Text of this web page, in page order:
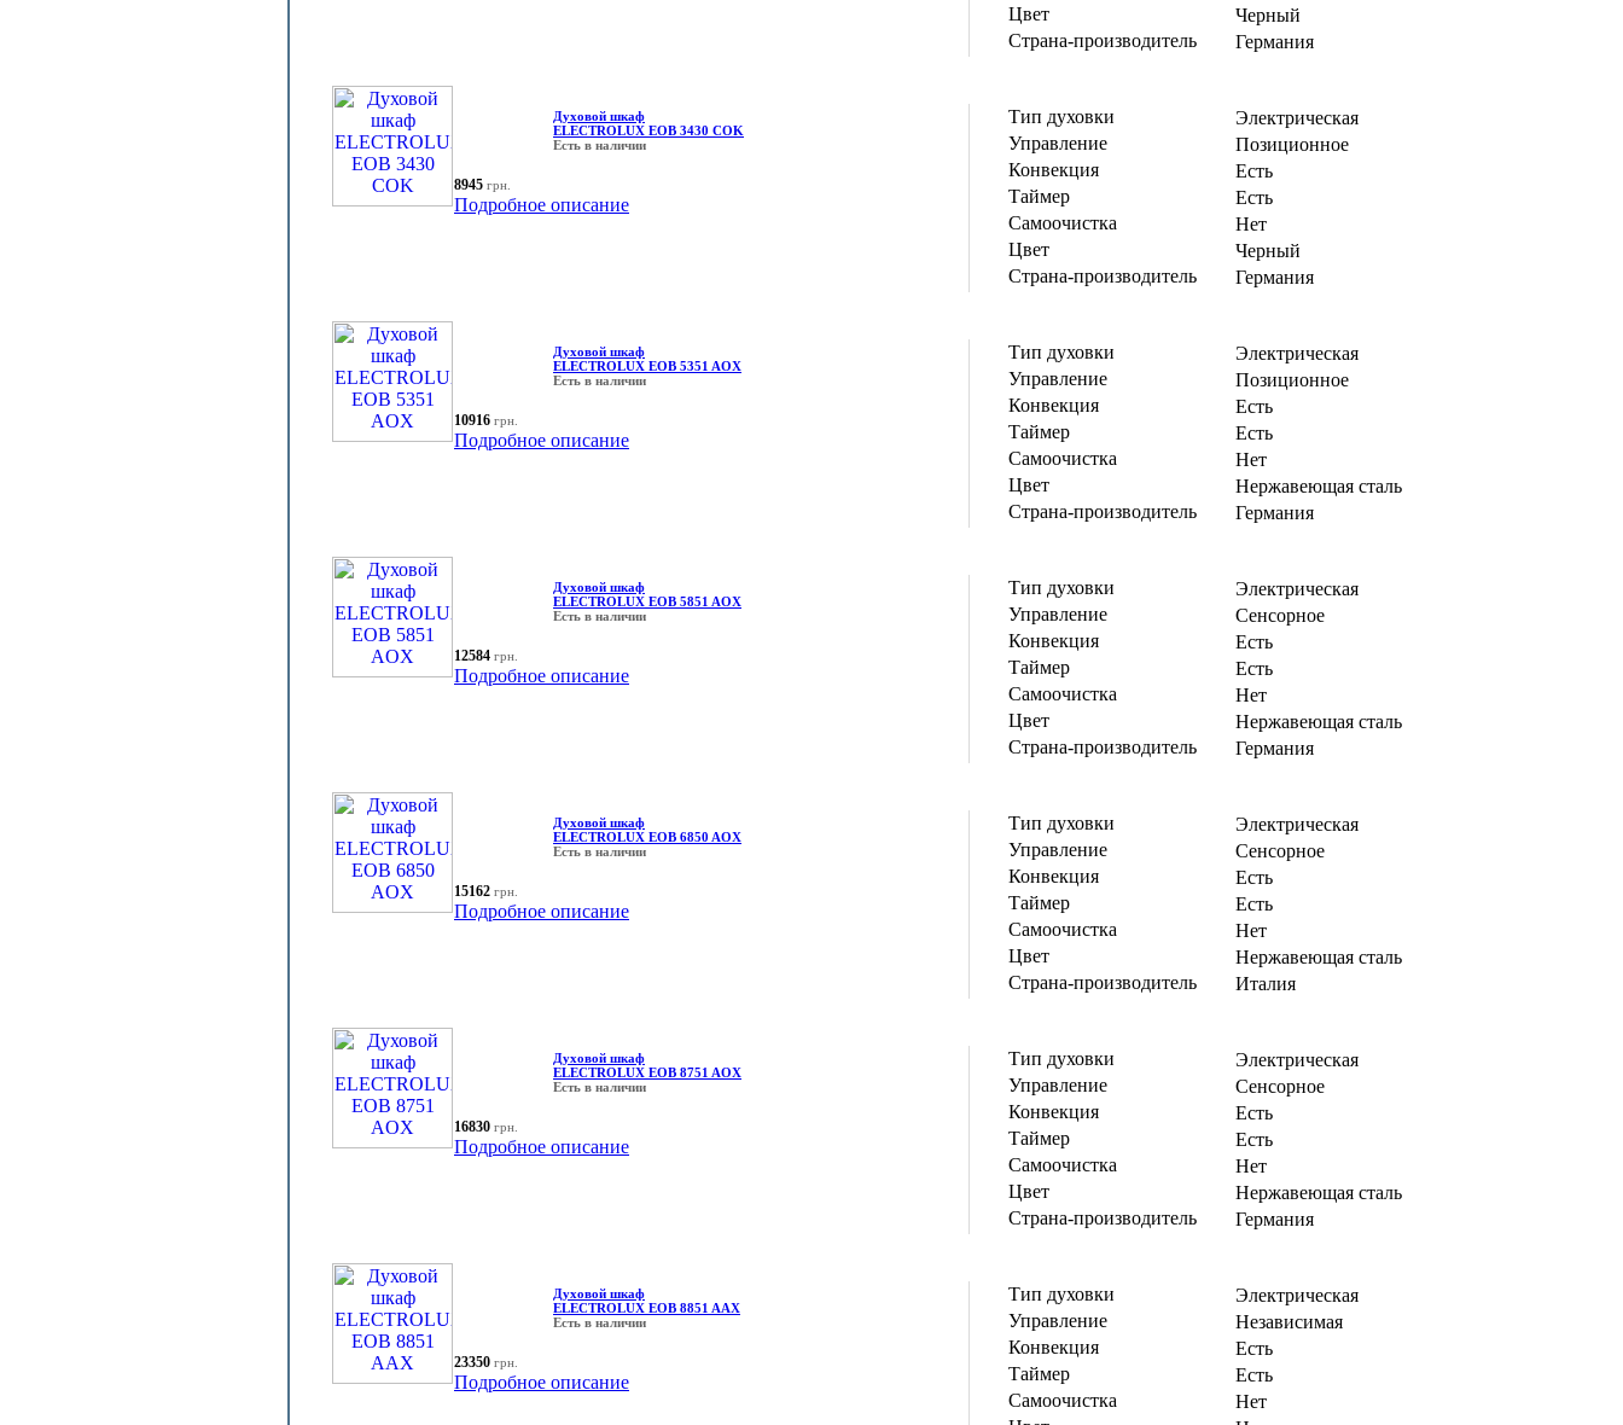
Цвет
Черный
Страна-производитель
Германия
Духовой шкаф
ELECTROLUX EOB 3430 COK
Есть в наличии
Тип духовки
Электрическая
Управление
Позиционное
Конвекция
Есть
Таймер
Есть
Самоочистка
Нет
Цвет
Черный
Страна-производитель
Германия
8945 грн.
Подробное описание
Духовой шкаф
ELECTROLUX EOB 5351 AOX
Есть в наличии
Тип духовки
Электрическая
Управление
Позиционное
Конвекция
Есть
Таймер
Есть
Самоочистка
Нет
Цвет
Нержавеющая сталь
Страна-производитель
Германия
10916 грн.
Подробное описание
Духовой шкаф
ELECTROLUX EOB 5851 AOX
Есть в наличии
Тип духовки
Электрическая
Управление
Сенсорное
Конвекция
Есть
Таймер
Есть
Самоочистка
Нет
Цвет
Нержавеющая сталь
Страна-производитель
Германия
12584 грн.
Подробное описание
Духовой шкаф
ELECTROLUX EOB 6850 AOX
Есть в наличии
Тип духовки
Электрическая
Управление
Сенсорное
Конвекция
Есть
Таймер
Есть
Самоочистка
Нет
Цвет
Нержавеющая сталь
Страна-производитель
Италия
15162 грн.
Подробное описание
Духовой шкаф
ELECTROLUX EOB 8751 AOX
Есть в наличии
Тип духовки
Электрическая
Управление
Сенсорное
Конвекция
Есть
Таймер
Есть
Самоочистка
Нет
Цвет
Нержавеющая сталь
Страна-производитель
Германия
16830 грн.
Подробное описание
Духовой шкаф
ELECTROLUX EOB 8851 AAX
Есть в наличии
Тип духовки
Электрическая
Управление
Независимая
Конвекция
Есть
Таймер
Есть
Самоочистка
Нет
23350 грн.
Подробное описание